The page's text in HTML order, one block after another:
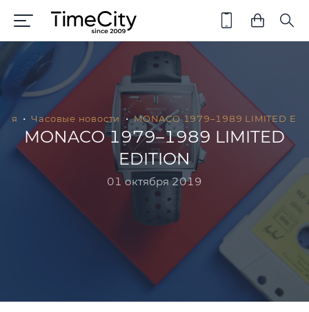
Часовые новости MONACO 1979–1989 LIMITED
MONACO 1979–1989 LIMITED
EDITION
01 октября 2019